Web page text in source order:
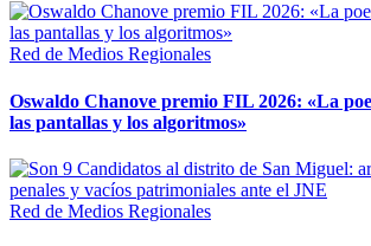
Red de Medios Regionales
Oswaldo Chanove premio FIL 2026: «La
las pantallas y los algoritmos»
Red de Medios Regionales